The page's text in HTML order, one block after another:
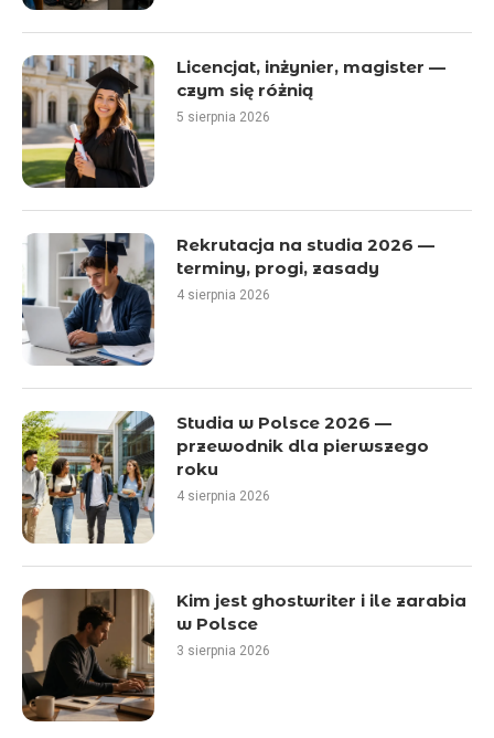
Licencjat, inżynier, magister —
czym się różnią
5 sierpnia 2026
Rekrutacja na studia 2026 —
terminy, progi, zasady
4 sierpnia 2026
Studia w Polsce 2026 —
przewodnik dla pierwszego
roku
4 sierpnia 2026
Kim jest ghostwriter i ile zarabia
w Polsce
3 sierpnia 2026